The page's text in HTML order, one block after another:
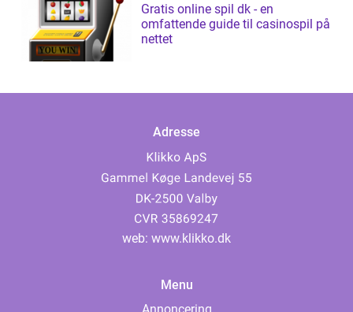
Gratis online spil dk - en
omfattende guide til casinospil på
nettet
Adresse
web: www.klikko.dk
Menu